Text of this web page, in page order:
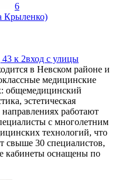
6
Крыленко)
к 2вход с улицы
в Невском районе и
медицинские
общемедицинский
эстетическая
работают
с многолетним
технологий, что
свыше 30 специалистов,
кабинеты оснащены по